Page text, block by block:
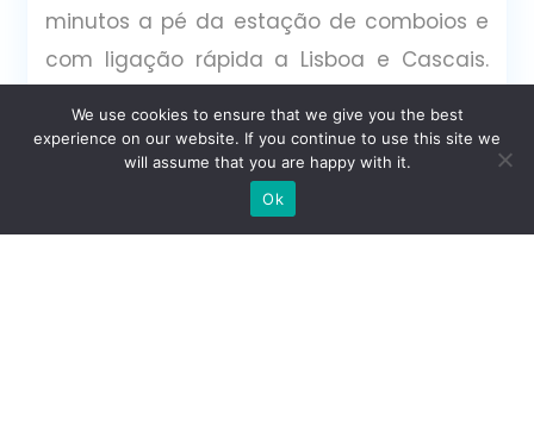
minutos a pé da estação de comboios e
com ligação rápida a Lisboa e Cascais.
empreendimento posiciona-se num eixo
urbano consolidado, rodeado de
escritórios, comércio, restauração e
We use cookies to ensure that we give you the best
experience on our website. If you continue to use this site we
will assume that you are happy with it.
Ok